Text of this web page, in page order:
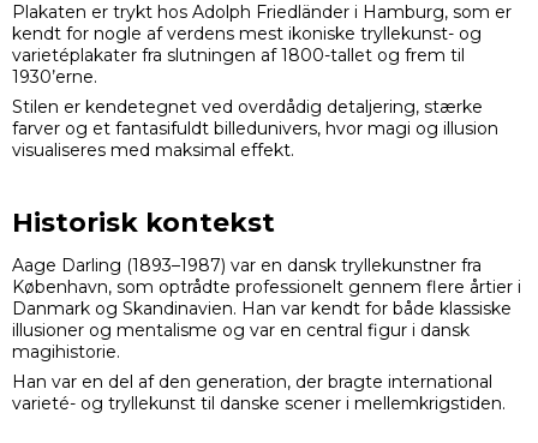
Plakaten er trykt hos Adolph Friedländer i Hamburg, som er
kendt for nogle af verdens mest ikoniske tryllekunst- og
varietéplakater fra slutningen af 1800-tallet og frem til
1930’erne.
Stilen er kendetegnet ved overdådig detaljering, stærke
farver og et fantasifuldt billedunivers, hvor magi og illusion
visualiseres med maksimal effekt.
Historisk kontekst
Aage Darling (1893–1987) var en dansk tryllekunstner fra
København, som optrådte professionelt gennem flere årtier i
Danmark og Skandinavien. Han var kendt for både klassiske
illusioner og mentalisme og var en central figur i dansk
magihistorie.
Han var en del af den generation, der bragte international
varieté- og tryllekunst til danske scener i mellemkrigstiden.